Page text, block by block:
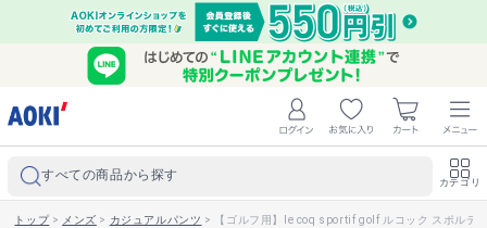
すべての商品から探す カテゴリ
トップ> メンズ > カジュアルパンツ > 【ゴルフ用】le coq sportif golf ルコック スポルテ